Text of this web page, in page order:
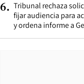
6. Tribunal rechaza
fijar audiencia para
y ordena informe a